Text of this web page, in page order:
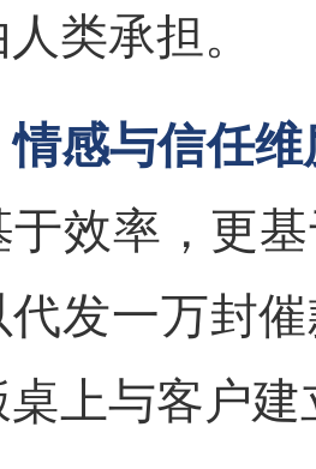
类承担。
感与信任
效率，更
发一万封
桌上与客户